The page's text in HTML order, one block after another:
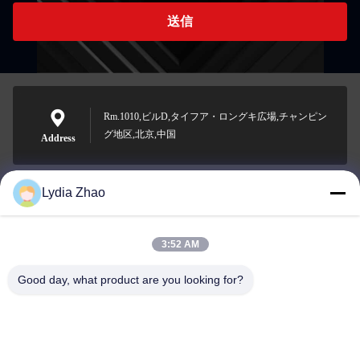
送信
Address
Rm.1010,ビルD,タイフア・ロングキ広場,チャンピン
グ地区,北京,中国
jesingd@vip.sina.com
Lydia Zhao
3:52 AM
Good day, what product are you looking for?